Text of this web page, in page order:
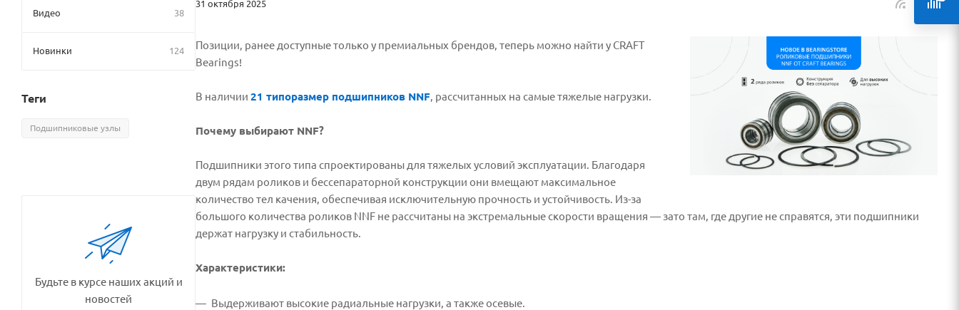
31 октября 2025
Позиции, ранее доступные только у премиальных брендов, теперь можно найти у CRAFT
Bearings!
В наличии 21 типоразмер подшипников NNF, рассчитанных на самые тяжелые нагрузки.
Почему выбирают NNF?
Подшипники этого типа спроектированы для тяжелых условий эксплуатации. Благодаря
двум рядам роликов и бессепараторной конструкции они вмещают максимальное
количество тел качения, обеспечивая исключительную прочность и устойчивость. Из-за
большого количества роликов NNF не рассчитаны на экстремальные скорости вращения — зато там, где другие не справятся, эти подшипники
держат нагрузку и стабильность.
Характеристики:
Выдерживают высокие радиальные нагрузки, а также осевые.
Видео 38
Новинки 124
Теги
Подшипниковые узлы
Будьте в курсе наших акций и
новостей